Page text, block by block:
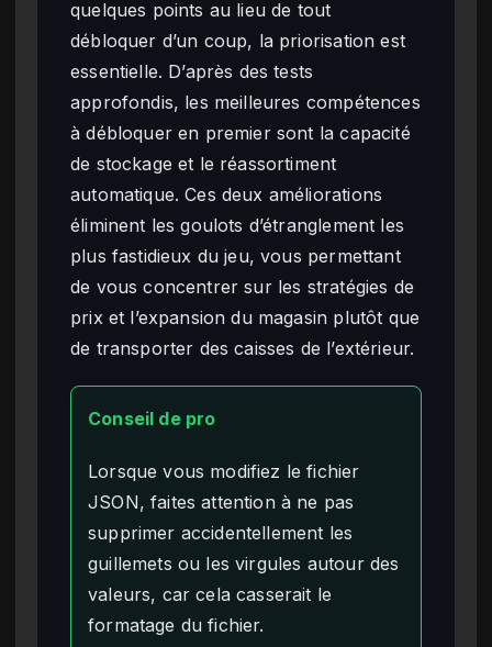
quelques points au lieu de tout
débloquer d’un coup, la priorisation est
essentielle. D’après des tests
approfondis, les meilleures compétences
à débloquer en premier sont la capacité
de stockage et le réassortiment
automatique. Ces deux améliorations
éliminent les goulots d’étranglement les
plus fastidieux du jeu, vous permettant
de vous concentrer sur les stratégies de
prix et l’expansion du magasin plutôt que
de transporter des caisses de l’extérieur.
Conseil de pro
Lorsque vous modifiez le fichier
JSON, faites attention à ne pas
supprimer accidentellement les
guillemets ou les virgules autour des
valeurs, car cela casserait le
formatage du fichier.